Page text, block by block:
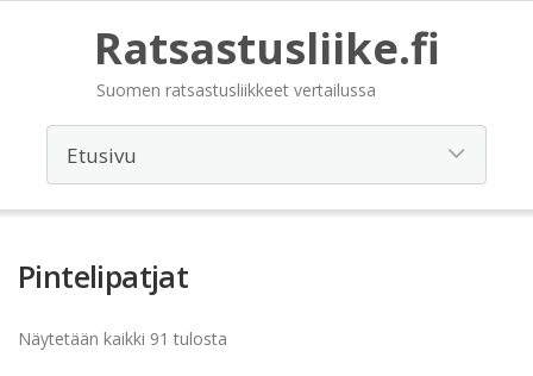
Ratsastusliike.fi
Suomen ratsastusliikkeet vertailussa
Pintelipatjat
Näytetään kaikki 91 tulosta